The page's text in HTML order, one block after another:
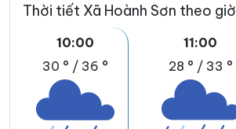
Thời tiết Xã Hoành Sơn theo giờ
10:00
30 ° / 36 °
11:00
28 ° / 33 °